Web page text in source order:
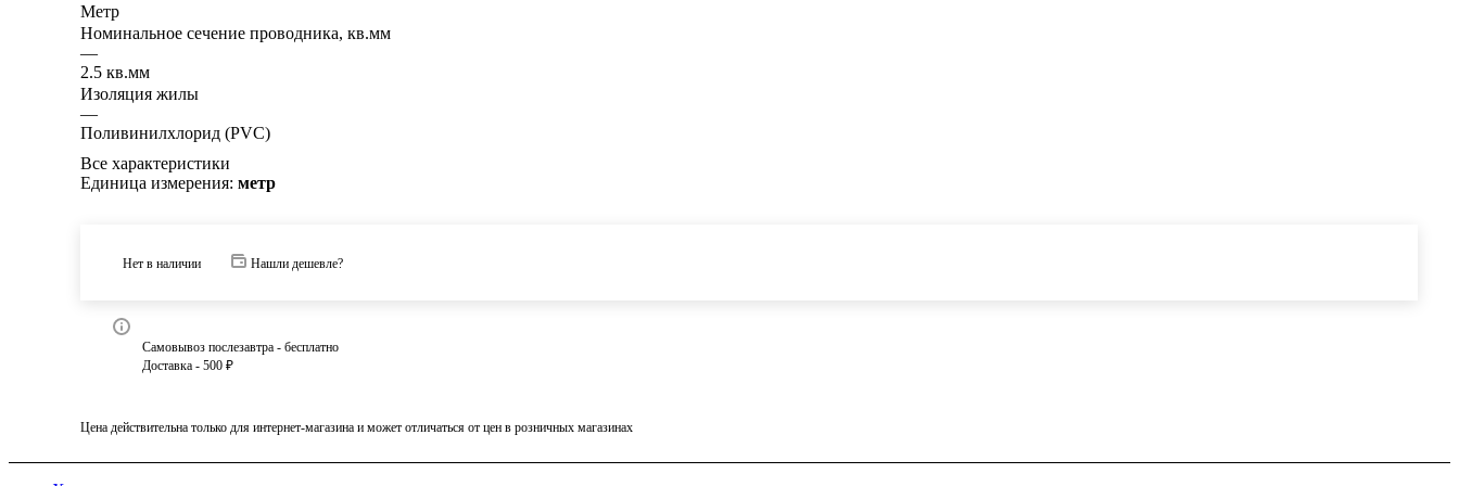
Метр
Номинальное сечение проводника, кв.мм
—
2.5 кв.мм
Изоляция жилы
—
Поливинилхлорид (PVC)
Все характеристики
Единица измерения: метр
Нет в наличии Нашли дешевле?
Самовывоз послезавтра - бесплатно
Доставка - 500 ₽
Цена действительна только для интернет-магазина и может отличаться от цен в розничных магазинах